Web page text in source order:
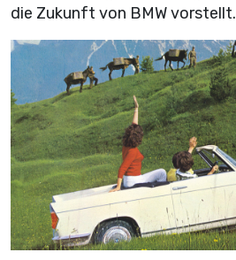
die Zukunft von BMW vorstellt.